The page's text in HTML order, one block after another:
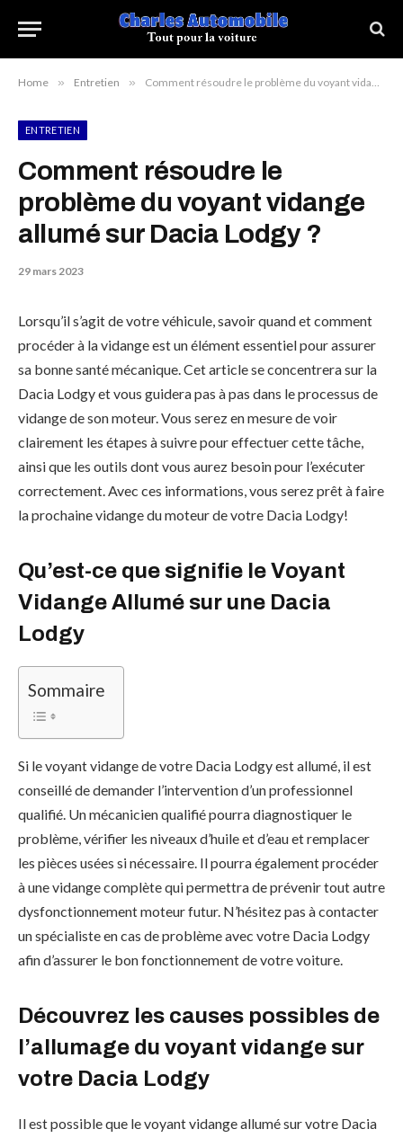
Home » Entretien » Comment résoudre le problème du voyant vidange allumé sur Dacia Lodgy ?
ENTRETIEN
Comment résoudre le
problème du voyant vidange
allumé sur Dacia Lodgy ?
29 mars 2023
Lorsqu’il s’agit de votre véhicule, savoir quand et comment
procéder à la vidange est un élément essentiel pour assurer
sa bonne santé mécanique. Cet article se concentrera sur la
Dacia Lodgy et vous guidera pas à pas dans le processus de
vidange de son moteur. Vous serez en mesure de voir
clairement les étapes à suivre pour effectuer cette tâche,
ainsi que les outils dont vous aurez besoin pour l’exécuter
correctement. Avec ces informations, vous serez prêt à faire
la prochaine vidange du moteur de votre Dacia Lodgy!
Qu’est-ce que signifie le Voyant
Vidange Allumé sur une Dacia
Lodgy
Sommaire
Si le voyant vidange de votre Dacia Lodgy est allumé, il est
conseillé de demander l’intervention d’un professionnel
qualifié. Un mécanicien qualifié pourra diagnostiquer le
problème, vérifier les niveaux d’huile et d’eau et remplacer
les pièces usées si nécessaire. Il pourra également procéder
à une vidange complète qui permettra de prévenir tout autre
dysfonctionnement moteur futur. N’hésitez pas à contacter
un spécialiste en cas de problème avec votre Dacia Lodgy
afin d’assurer le bon fonctionnement de votre voiture.
Découvrez les causes possibles de
l’allumage du voyant vidange sur
votre Dacia Lodgy
Il est possible que le voyant vidange allumé sur votre Dacia